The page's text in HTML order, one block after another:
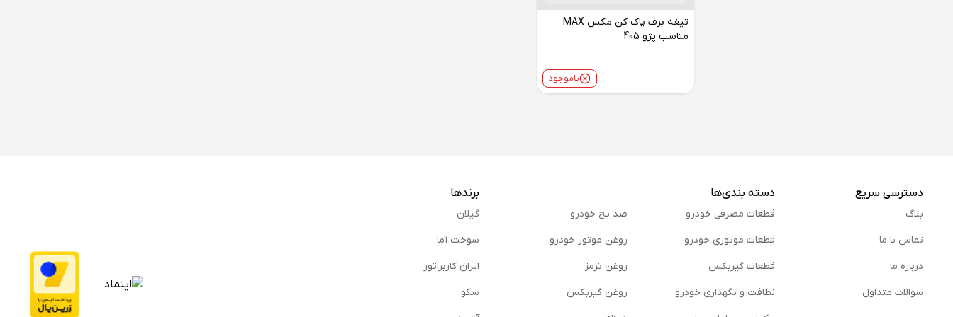
تیغه برف پاک کن مکس MAX
مناسب پژو 405
ناموجود
دسترسی سریع
بلاگ
تماس با ما
درباره ما
سوالات متداول
دسته بندی‌ها
قطعات مصرفی خودرو
قطعات موتوری خودرو
قطعات گیربکس
نظافت و نگهداری خودرو
ضد یخ خودرو
روغن موتور خودرو
روغن ترمز
روغن گیربكس
برندها
گیلان
سوخت آما
ایران کاربراتور
سکو